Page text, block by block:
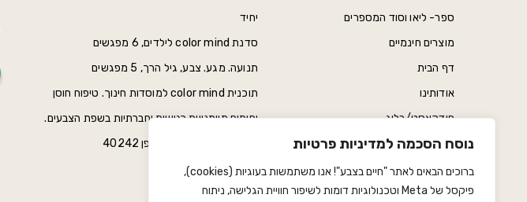
נוסח הסכמה למדיניות פרטיות
ברוכים הבאים לאתר "חיים בצבע"! אנו משתמשות בעוגיות (cookies),
פיקסל של Meta וטכנולוגיות דומות לשיפור חוויית הגלישה, ניתוח
ספר- ליאו וסוד המספרים
מוצרים חינמיים
דף הבית
אודותינו
פודקאסט/בלוג
אונליין
חנות
יחיד
סדנת color mind לילדים, 6 מפגשים
תנועה. מגע. צבע, גיל הרך, 5 מפגשים
תוכנית color mind למוסדות חינוך. טיפוח חוסן
ופיתוח מיומנויות רגשיות וחברתיות בשפת הצבעים.
מספר תוכנית מאושרת גפן 40242
מפגש אישי
הצהרת נגישות